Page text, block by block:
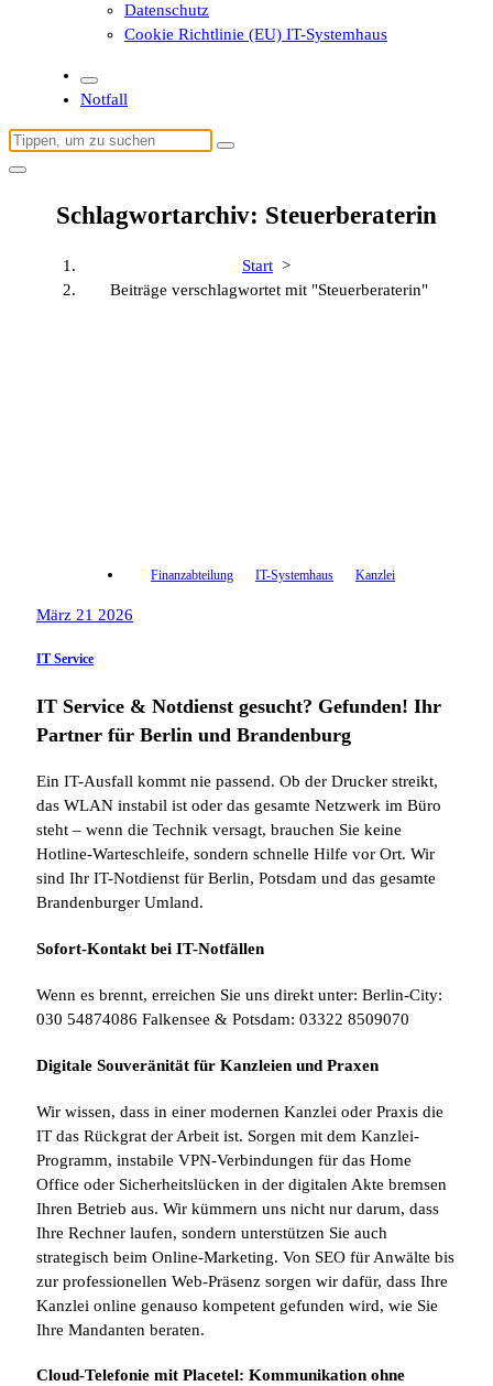
Datenschutz
Cookie Richtlinie (EU) IT-Systemhaus
Notfall
Suchen
nach:
Schlagwortarchiv: Steuerberaterin
Start >
Beiträge verschlagwortet mit "Steuerberaterin"
Finanzabteilung IT-Systemhaus Kanzlei
März 21 2026
IT Service
IT Service & Notdienst gesucht? Gefunden! Ihr
Partner für Berlin und Brandenburg
Ein IT-Ausfall kommt nie passend. Ob der Drucker streikt,
das WLAN instabil ist oder das gesamte Netzwerk im Büro
steht – wenn die Technik versagt, brauchen Sie keine
Hotline-Warteschleife, sondern schnelle Hilfe vor Ort. Wir
sind Ihr IT-Notdienst für Berlin, Potsdam und das gesamte
Brandenburger Umland.
Sofort-Kontakt bei IT-Notfällen
Wenn es brennt, erreichen Sie uns direkt unter: Berlin-City:
030 54874086 Falkensee & Potsdam: 03322 8509070
Digitale Souveränität für Kanzleien und Praxen
Wir wissen, dass in einer modernen Kanzlei oder Praxis die
IT das Rückgrat der Arbeit ist. Sorgen mit dem Kanzlei-
Programm, instabile VPN-Verbindungen für das Home
Office oder Sicherheitslücken in der digitalen Akte bremsen
Ihren Betrieb aus. Wir kümmern uns nicht nur darum, dass
Ihre Rechner laufen, sondern unterstützen Sie auch
strategisch beim Online-Marketing. Von SEO für Anwälte bis
zur professionellen Web-Präsenz sorgen wir dafür, dass Ihre
Kanzlei online genauso kompetent gefunden wird, wie Sie
Ihre Mandanten beraten.
Cloud-Telefonie mit Placetel: Kommunikation ohne